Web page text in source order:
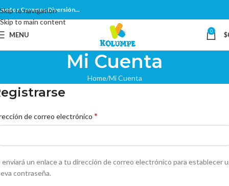
Skip to navigation
Skip to main content
Juntos Creamos Diversión...
MENU 0 $
Mi Cuenta
Home Mi Cuenta
de correo electrónico *
enviará un enlace a tu dirección de correo electrónico para establecer
contraseña.